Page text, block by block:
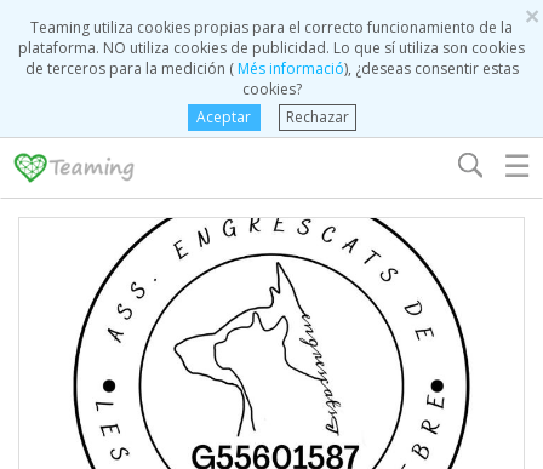
×
Teaming utiliza cookies propias para el correcto funcionamiento de la
plataforma. NO utiliza cookies de publicidad. Lo que sí utiliza son cookies
de terceros para la medición (Més informació), ¿deseas consentir estas
cookies?
Aceptar
Rechazar
☰